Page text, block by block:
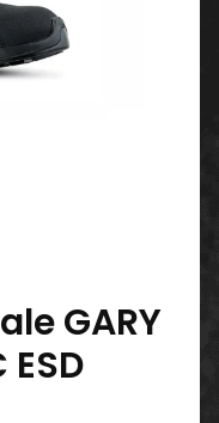
GARY
ESD